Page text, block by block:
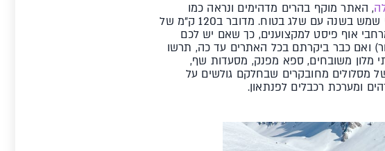
, האתר מוקף בהרים מדהימים ונראה כמו
אמפיתטרון מרהיב שממוקם בגובה 1884 מטר בעמק השמש ונהנה ממוצע של 70% ימי שמש בשנה עם שלג בטוח. מדובר ב120 ק"מ של
אוף פיסט למקצוענים, כך שאם יש לכם
ואם כבר ביקרתם בכל האתרים עד כה, תרשו
מלון משובחים, ספא מפנק, מסעדות שף,
בוטיק שהופכים את מדונה די קמפיליו לנוצץ במיוחד. לצד 200 ק"מ של מסלולים מחובקרים שבחלקם גולשים על
ומערכת רכבלים לפנתאון.